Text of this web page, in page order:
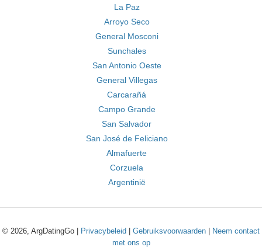
La Paz
Arroyo Seco
General Mosconi
Sunchales
San Antonio Oeste
General Villegas
Carcarañá
Campo Grande
San Salvador
San José de Feliciano
Almafuerte
Corzuela
Argentinië
© 2026, ArgDatingGo | Privacybeleid Gebruiksvoorwaarden
Neem contact
met ons op